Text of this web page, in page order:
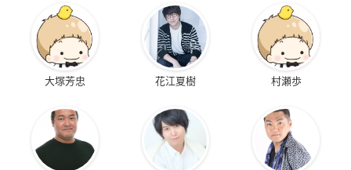
大塚芳忠 花江夏樹 村瀬歩